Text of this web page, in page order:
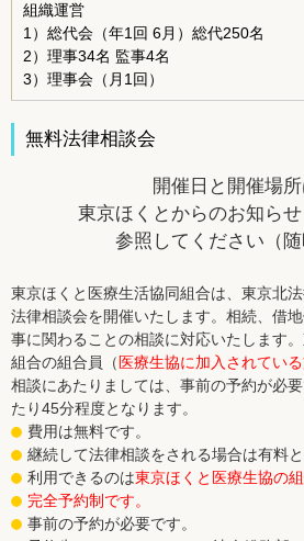
組織運営
1）総代会（年1回 6月）総代250名
2）理事34名 監事4名
3）理事会（月1回）
無料法律相談会
開催日と開催場所
東京ほくとからのお知ら
参照してください（随
東京ほくと医療生活協同組合は、東京北
法律相談会を開催いたします。相続、借
事に関わることの相談に対応いたします
組合の組合員（ 医療生協に加入されてい
相談にあたりましては、事前の予約が必
たり45分程度となります。
費用は無料です。
継続して法律相談をされる場合は有料
利用できるのは東京ほくと医療生協の
完全予約制です。
事前の予約が必要です。